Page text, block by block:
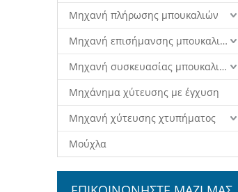
Μηχανή πλήρωσης μπουκαλιών
Μηχανή επισήμανσης μπουκαλιών
Μηχανή συσκευασίας μπουκαλιών
Μηχάνημα χύτευσης με έγχυση
Μηχανή χύτευσης χτυπήματος
Μούχλα